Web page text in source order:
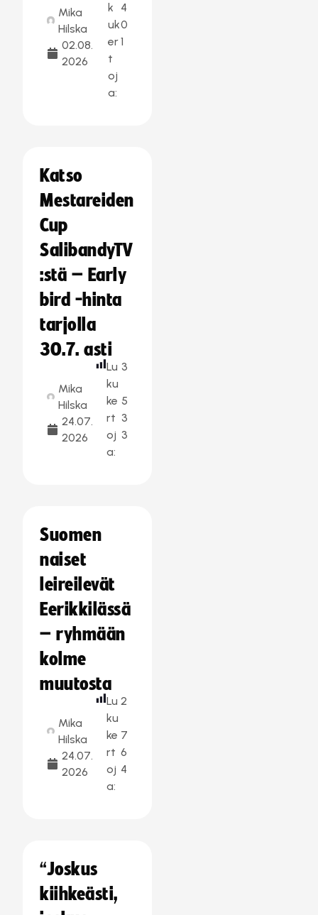
Mika
Hilska
02.08.
2026
k
uk
er
t
oj
a:
4
0
1
Katso
Mestareiden
Cup
SalibandyTV
:stä – Early
bird -hinta
tarjolla
30.7. asti
Mika
Hilska
24.07.
2026
Lu
ku
ke
rt
oj
a:
3
5
3
3
Suomen
naiset
leireilevät
Eerikkilässä
– ryhmään
kolme
muutosta
Mika
Hilska
24.07.
2026
Lu
ku
ke
rt
oj
a:
2
7
6
4
“Joskus
kiihkeästi,